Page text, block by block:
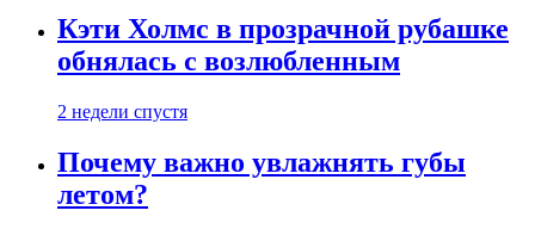
Кэти Холмс в прозрачной рубашке
обнялась с возлюбленным
2 недели спустя
Почему важно увлажнять губы
летом?